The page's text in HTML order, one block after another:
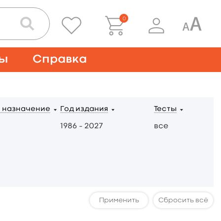
0
Справка
назначение Год издания
1986 – 2027
Тесты
все
Сбросить всё